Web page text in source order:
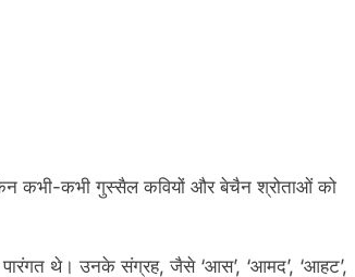
कभी-कभी गुस्सैल कवियों और बेचैन श्रोताओं को
पारंगत थे। उनके संग्रह, जैसे ‘आस’, ‘आमद’, ‘आहट’,